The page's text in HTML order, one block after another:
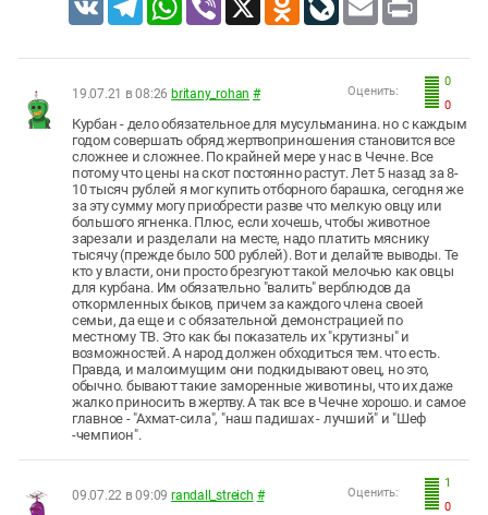
0
0
Оценить:
19.07.21 в 08:26 britany_rohan #
Курбан - дело обязательное для мусульманина. но с каждым
годом совершать обряд жертвоприношения становится все
сложнее и сложнее. По крайней мере у нас в Чечне. Все
потому что цены на скот постоянно растут. Лет 5 назад за 8-
10 тысяч рублей я мог купить отборного барашка, сегодня же
за эту сумму могу приобрести разве что мелкую овцу или
большого ягненка. Плюс, если хочешь, чтобы животное
зарезали и разделали на месте, надо платить мяснику
тысячу (прежде было 500 рублей). Вот и делайте выводы. Те
кто у власти, они просто брезгуют такой мелочью как овцы
для курбана. Им обязательно "валить" верблюдов да
откормленных быков, причем за каждого члена своей
семьи, да еще и с обязательной демонстрацией по
местному ТВ. Это как бы показатель их "крутизны" и
возможностей. А народ должен обходиться тем. что есть.
Правда, и малоимущим они подкидывают овец, но это,
обычно. бывают такие заморенные животины, что их даже
жалко приносить в жертву. А так все в Чечне хорошо. и самое
главное - "Ахмат-сила", "наш падишах - лучший" и "Шеф
-чемпион".
1
0
Оценить:
09.07.22 в 09:09 randall_streich #